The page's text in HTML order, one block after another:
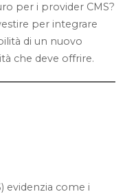
per i provider CMS?
per integrare
di un nuovo
che deve offrire.
evidenzia come i